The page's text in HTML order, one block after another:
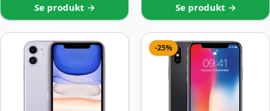
Se produkt → Se produkt →
-25%